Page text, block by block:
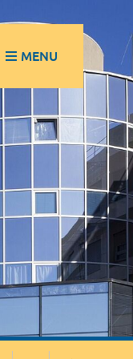
MENU